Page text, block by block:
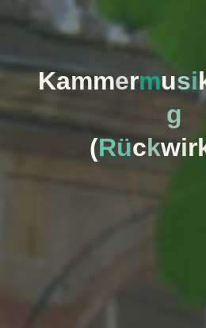
Kammermusi
g
(Rückwir